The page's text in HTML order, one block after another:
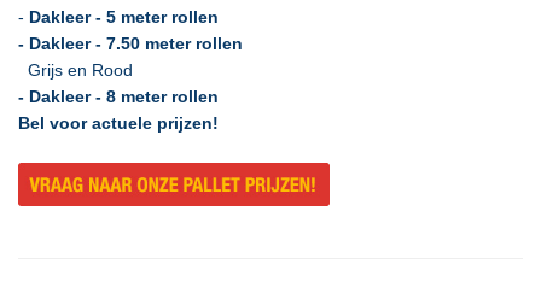
- Dakleer - 5 meter rollen
- Dakleer - 7.50 meter rollen
Grijs en Rood
- Dakleer - 8 meter rollen
Bel voor actuele prijzen!